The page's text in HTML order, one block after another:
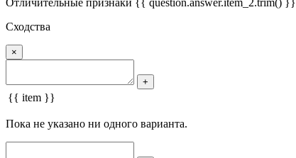
Отличительные признаки {{ question.answer.item_2.trim() }}
Сходства
×
+
{{ item }}
Пока не указано ни одного варианта.